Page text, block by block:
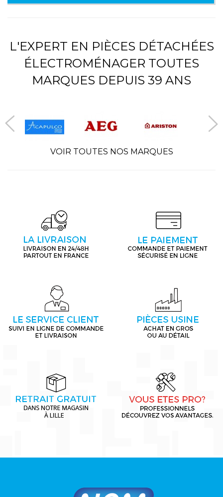
L'EXPERT EN PIÈCES DÉTACHÉES
ÉLECTROMÉNAGER TOUTES
MARQUES DEPUIS 39 ANS
VOIR TOUTES NOS MARQUES